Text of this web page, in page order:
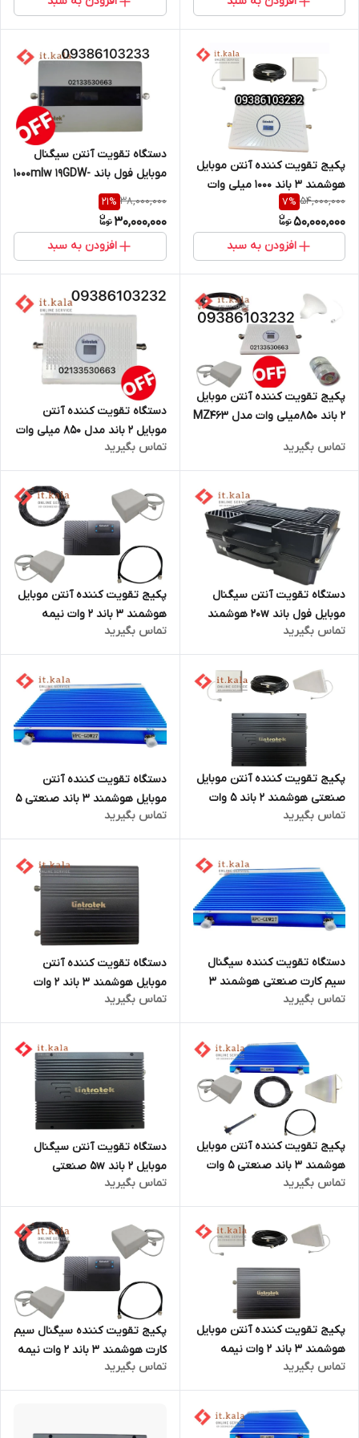
پکیج تقویت کننده آنتن موبایل
هوشمند 3 باند 1000 میلی وات
از برند ETENDA
54,000,000
7%
50,000,000
افزودن به سبد
دستگاه تقویت آنتن سیگنال
موبایل فول باند 1000mlw 19GDW-
38,000,000
21%
30,000,000
افزودن به سبد
پکیج تقویت کننده آنتن موبایل
2 باند 850میلی وات مدل MZ463
تماس بگیرید
دستگاه تقویت کننده آنتن
موبایل 2 باند مدل 850 میلی وات
مدل MZ463 از برند Etenda
تماس بگیرید
دستگاه تقویت آنتن سیگنال
موبایل فول باند 20w هوشمند
تماس بگیرید
پکیج تقویت کننده آنتن موبایل
هوشمند 3 باند 2 وات نیمه
صنعتی مدل HT27F_GDW plus
تماس بگیرید
پکیج تقویت کننده آنتن موبایل
صنعتی هوشمند 2 باند 5 وات
مدل HPC-GDW27
تماس بگیرید
دستگاه تقویت کننده آنتن
موبایل هوشمند 3 باند صنعتی 5
وات مدل HPC-GDW77
تماس بگیرید
دستگاه تقویت کننده سیگنال
سیم کارت صنعتی هوشمند 3
باند 5 وات مدل HPC-GDW77
تماس بگیرید
دستگاه تقویت کننده آنتن
موبایل هوشمند 3 باند 2 وات
نیمه صنعتی مدل HPC-GDW27
تماس بگیرید
پکیج تقویت کننده آنتن موبایل
هوشمند 3 باند صنعتی 5 وات
مدل HPC-GDW77
تماس بگیرید
دستگاه تقویت آنتن سیگنال
موبایل 2 باند 5w صنعتی
تماس بگیرید
پکیج تقویت کننده آنتن موبایل
هوشمند 3 باند 2 وات نیمه
صنعتی مدل HPC-GDW27
تماس بگیرید
پکیج تقویت کننده سیگنال سیم
کارت هوشمند 3 باند 2 وات نیمه
صنعتی مدل HT27F_GDW plus
تماس بگیرید